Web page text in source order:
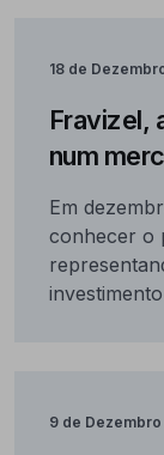
18 de
Fravizel,
num
Em
conhecer o
9 de